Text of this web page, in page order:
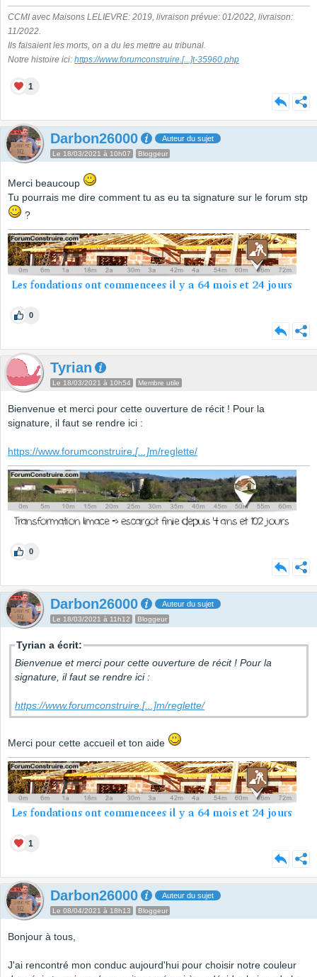
CCMI avec Maisons LELIEVRE: 2019, livraison prévue: 01/2022, livraison:
11/2022.
Ils faisaient les morts, on a du les mettre au tribunal.
Notre histoire ici: https://www.forumconstruire.[...]t-35960.php
1
Darbon26000 Auteur du sujet
Le 18/03/2021 à 10h07 Bloggeur
Merci beaucoup
Tu pourrais me dire comment tu as eu ta signature sur le forum stp
?
0
Tyrian
Le 18/03/2021 à 10h54 Membre utile
Bienvenue et merci pour cette ouverture de récit ! Pour la
signature, il faut se rendre ici :
https://www.forumconstruire.[...]m/reglette/
0
Darbon26000 Auteur du sujet
Le 18/03/2021 à 11h12 Bloggeur
Tyrian a écrit:
Bienvenue et merci pour cette ouverture de récit ! Pour la
signature, il faut se rendre ici :
https://www.forumconstruire.[...]m/reglette/
Merci pour cette accueil et ton aide
1
Darbon26000 Auteur du sujet
Le 08/04/2021 à 18h13 Bloggeur
Bonjour à tous,
J'ai rencontré mon conduc aujourd'hui pour choisir notre couleur